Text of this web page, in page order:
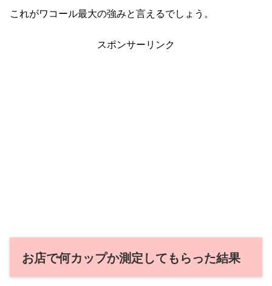
これがワコール最大の強みと言えるでしょう。
スポンサーリンク
お店で何カップか測定してもらった結果